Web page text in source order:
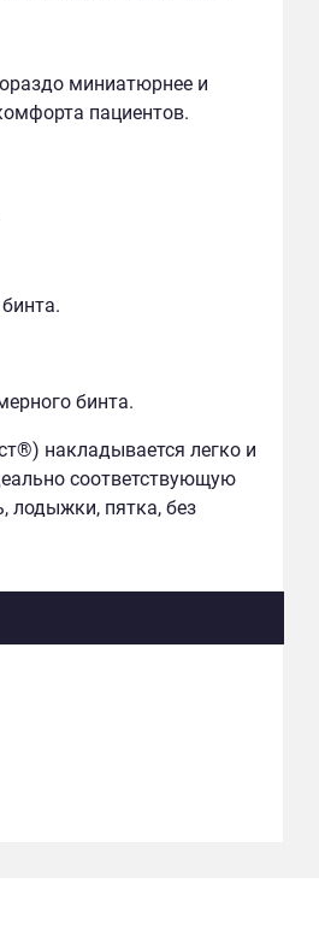
миниатюрнее и
пациентов.
бинта.
накладывается легко и
соответствующую
лодыжки, пятка, без